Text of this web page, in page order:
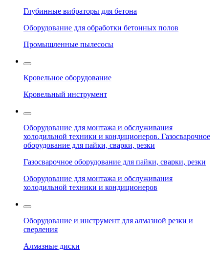
Глубинные вибраторы для бетона
Оборудование для обработки бетонных полов
Промышленные пылесосы
Кровельное оборудование
Кровельный инструмент
Оборудование для монтажа и обслуживания
холодильной техники и кондиционеров. Газосварочное
оборудование для пайки, сварки, резки
Газосварочное оборудование для пайки, сварки, резки
Оборудование для монтажа и обслуживания
холодильной техники и кондиционеров
Оборудование и инструмент для алмазной резки и
сверления
Алмазные диски